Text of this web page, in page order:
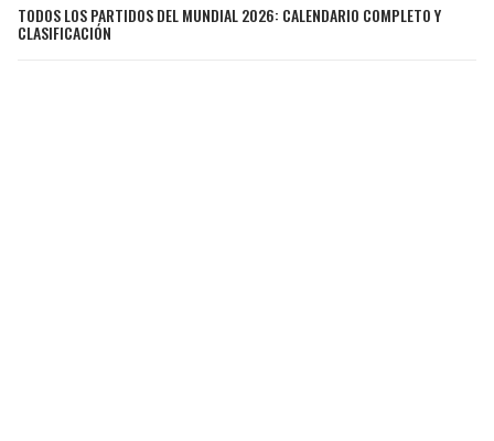
TODOS LOS PARTIDOS DEL MUNDIAL 2026: CALENDARIO COMPLETO Y
CLASIFICACIÓN